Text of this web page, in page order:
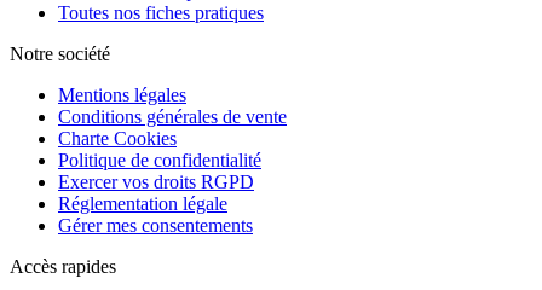
Toutes nos fiches pratiques
Notre société
Mentions légales
Conditions générales de vente
Charte Cookies
Politique de confidentialité
Exercer vos droits RGPD
Réglementation légale
Gérer mes consentements
Accès rapides